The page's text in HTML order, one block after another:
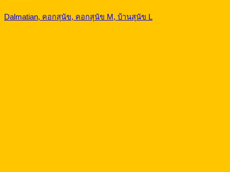
Dalmatian, คอกสุนัข, คอกสุนัข M, บ้านสุนัข L